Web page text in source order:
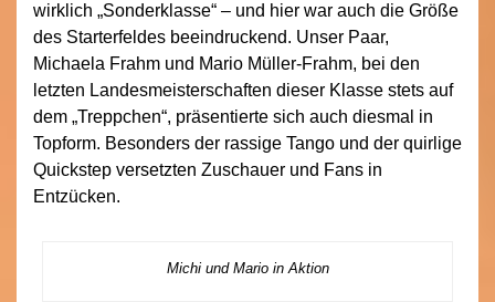
wirklich „Sonderklasse“ – und hier war auch die Größe
des Starterfeldes beeindruckend. Unser Paar,
Michaela Frahm und Mario Müller-Frahm, bei den
letzten Landesmeisterschaften dieser Klasse stets auf
dem „Treppchen“, präsentierte sich auch diesmal in
Topform. Besonders der rassige Tango und der quirlige
Quickstep versetzten Zuschauer und Fans in
Entzücken.
Michi und Mario in Aktion